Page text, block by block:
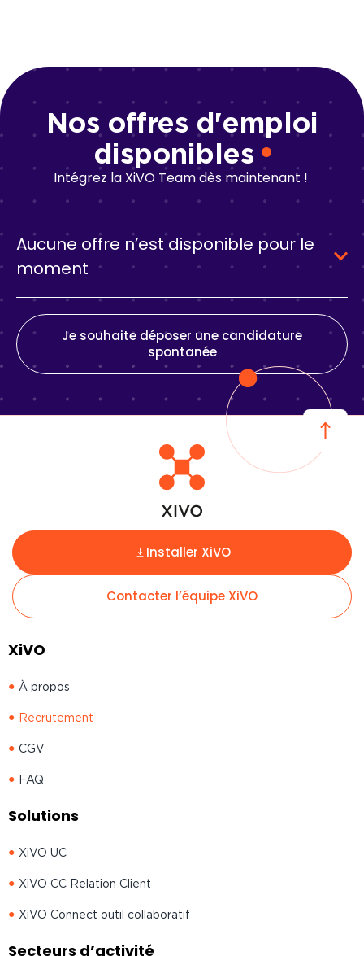
Nos offres d'emploi
disponibles
Intégrez la XiVO Team dès maintenant !
Aucune offre n’est disponible pour le
moment
Je souhaite déposer une candidature
spontanée
Installer XiVO
Contacter l’équipe XiVO
XiVO
À propos
Recrutement
CGV
FAQ
Solutions
XiVO UC
XiVO CC Relation Client
XiVO Connect outil collaboratif
Secteurs d’activité